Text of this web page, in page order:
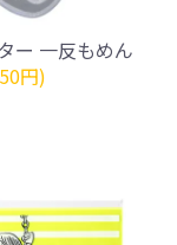
ー 一反もめん
円)